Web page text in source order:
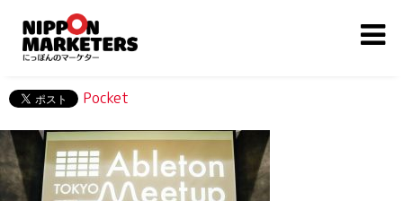
Pocket